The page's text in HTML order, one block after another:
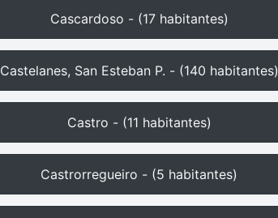
Cascardoso - (17 habitantes)
Castelanes, San Esteban P. - (140 habitantes)
Castro - (11 habitantes)
Castrorregueiro - (5 habitantes)